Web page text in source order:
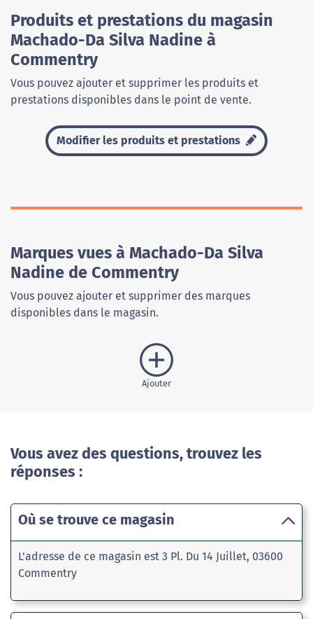
Produits et prestations du magasin
Machado-Da Silva Nadine à
Commentry
Vous pouvez ajouter et supprimer les produits et
prestations disponibles dans le point de vente.
Modifier les produits et prestations
Marques vues à Machado-Da Silva
Nadine de Commentry
Vous pouvez ajouter et supprimer des marques
disponibles dans le magasin.
Ajouter
Vous avez des questions, trouvez les
réponses :
Où se trouve ce magasin
L'adresse de ce magasin est 3 Pl. Du 14 Juillet, 03600
Commentry